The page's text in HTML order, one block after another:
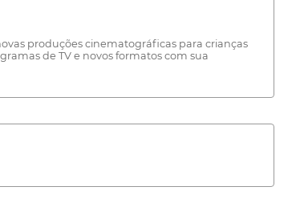
produções cinematográficas para crianças
de TV e novos formatos com sua